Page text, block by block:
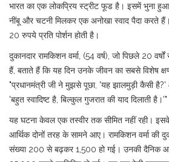
भारत का एक लोकप्रिय स्ट्रीट फूड है। इसमें भुना
नींबू और चटनी मिलकर एक अनोखा स्वाद पैदा करते
20 रुपये प्रति पोर्शन होती है।
दुकानदाररामकिशन वर्मा, (54 वर्ष), जो पिछले 20
हैं, बताते हैं कि यह दिन उनके जीवन का सबसे विशेष क्षण
"प्रधानमंत्री जी ने मुझसे पूछा, 'यह झालमुड़ी कैसी
'बहुत स्वादिष्ट है, बिल्कुल गुजरात की याद दिलाती है।'"
यह घटना केवल एक तस्वीर तक सीमित नहीं रही। इसके
आर्थिक दोनों तरह के सामने आए। रामकिशन वर्मा की
संख्या 200 से बढ़कर 1,500 हो गई। उनकी